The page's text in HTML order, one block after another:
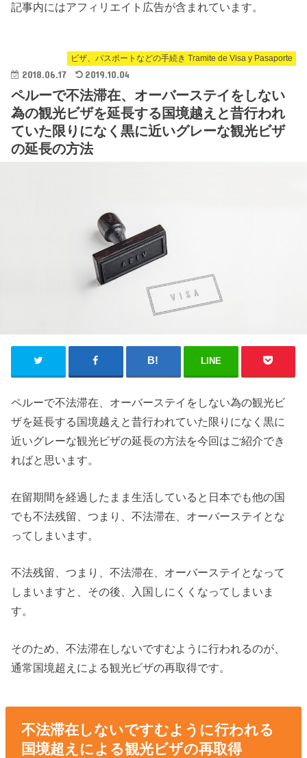
記事内にはアフィリエイト広告が含まれています。
ビザ、パスポートなどの手続き Tramite de Visa y Pasaporte
2018.06.17 2019.10.04
ペルーで不法滞在、オーバーステイをしない
為の観光ビザを延長する国境越えと昔行われ
ていた限りになく黒に近いグレーな観光ビザ
の延長の方法
LINE
ペルーで不法滞在、オーバーステイをしない為の観光ビ
ザを延長する国境越えと昔行われていた限りになく黒に
近いグレーな観光ビザの延長の方法を今回はご紹介でき
ればと思います。
在留期間を経過したまま生活していると日本でも他の国
でも不法残留、つまり、不法滞在、オーバーステイとな
ってしまいます。
不法残留、つまり、不法滞在、オーバーステイとなって
しまいますと、その後、入国しにくくなってしまいま
す。
そのため、不法滞在しないですむように行われるのが、
通常国境超えによる観光ビザの再取得です。
不法滞在しないですむように行われる
国境超えによる観光ビザの再取得